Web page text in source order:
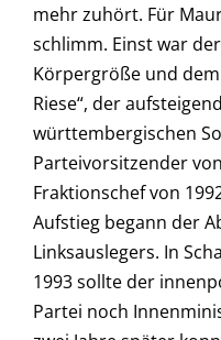
mehr zuhört. Für
schlimm. Einst war
Körpergröße und
Riese“, der
württembergischen
Parteivorsitzender
Fraktionschef von
Aufstieg begann der
Links­auslegers. In
1993 sollte der
Partei noch